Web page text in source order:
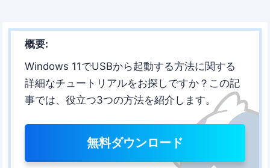
概要:
Windows 11でUSBから起動する方法に関する
詳細なチュートリアルをお探しですか？この記
事では、役立つ3つの方法を紹介します。
無料ダウンロード